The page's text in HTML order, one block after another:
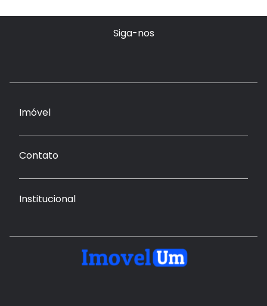
Siga-nos
Imóvel
Contato
Institucional